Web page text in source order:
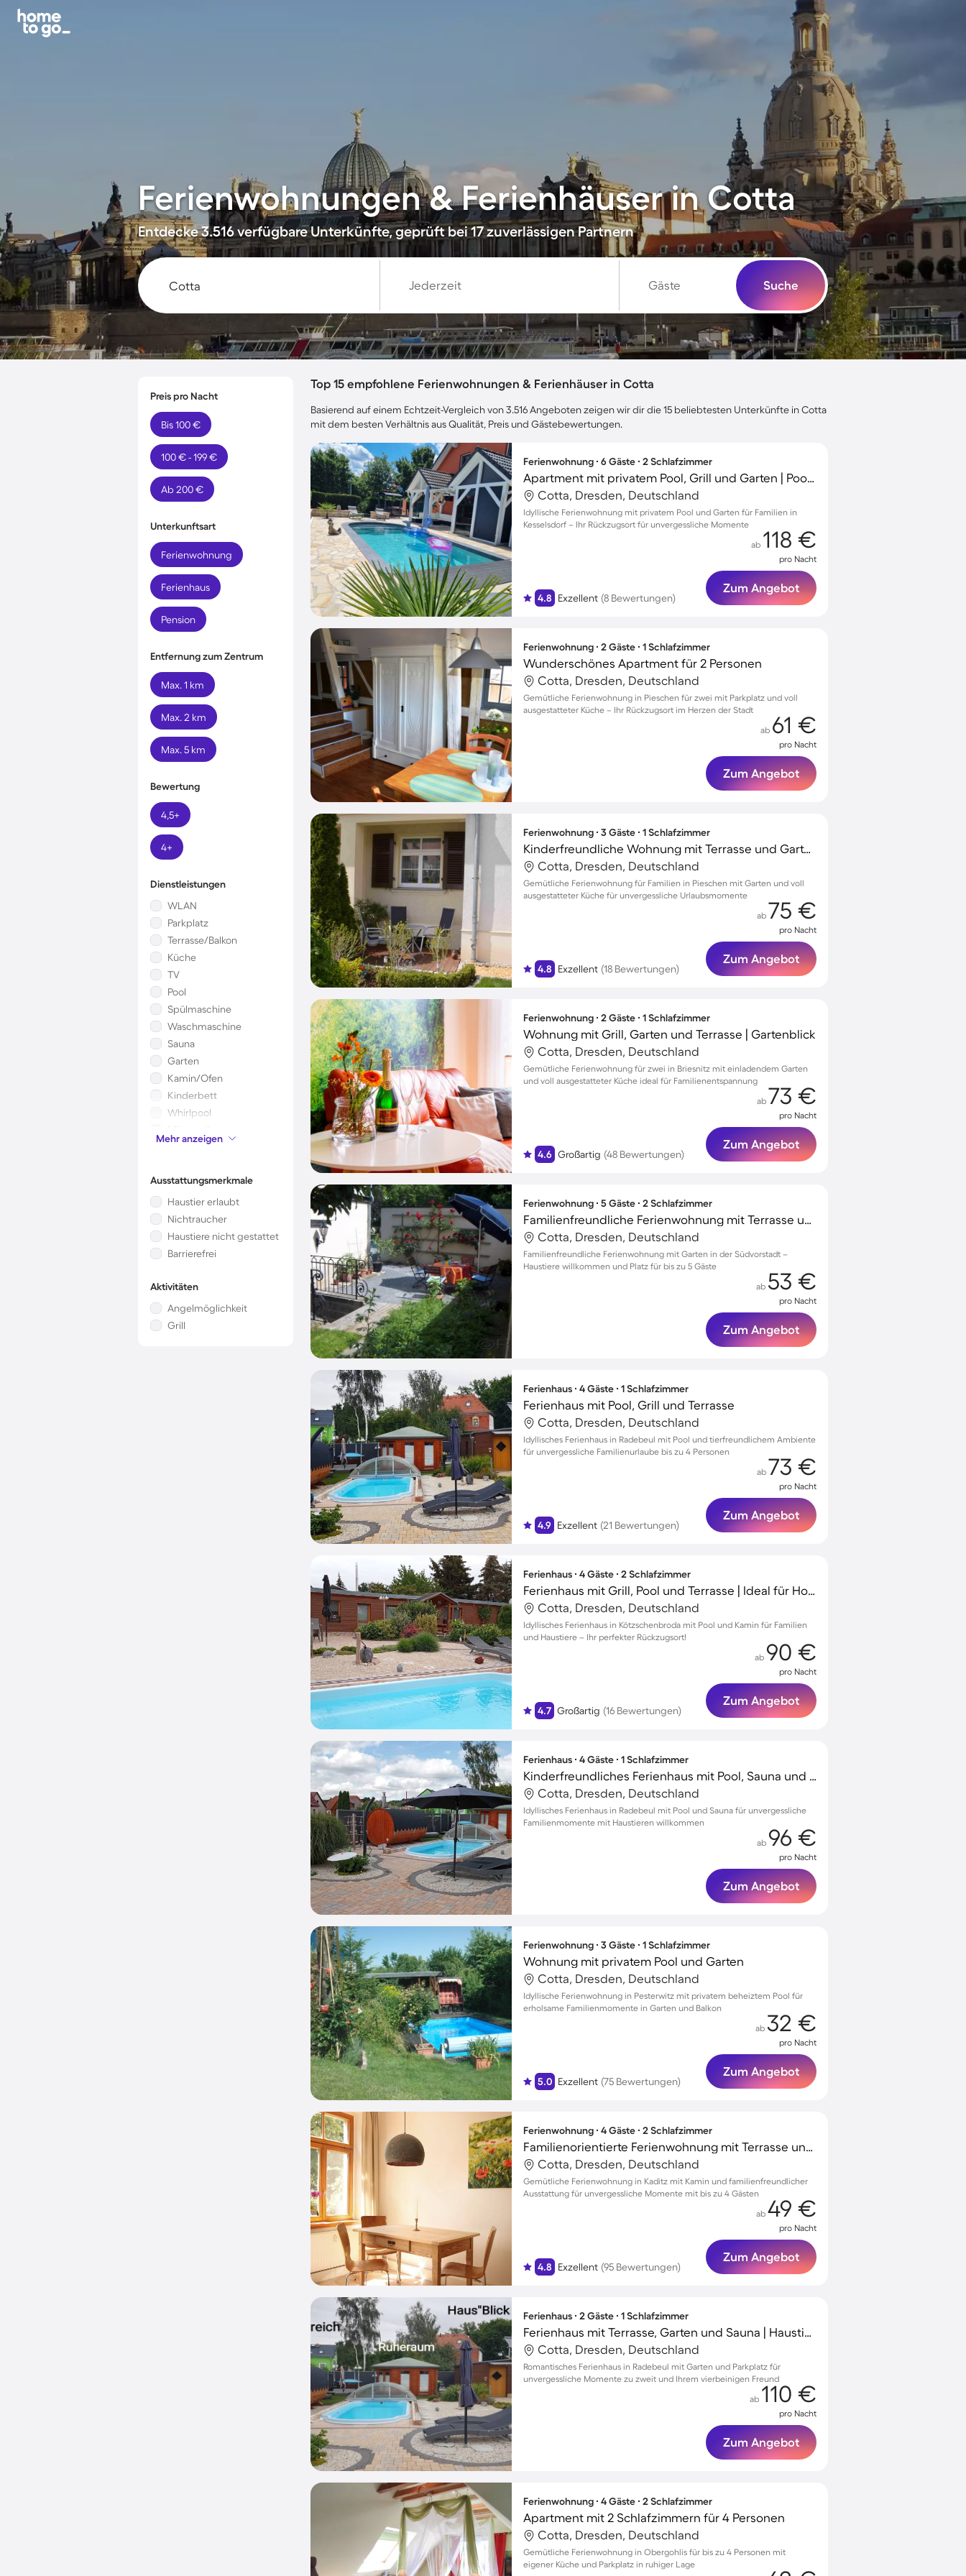
Ferienwohnungen & Ferienhäuser in Cotta
Entdecke 3.516 verfügbare Unterkünfte, geprüft bei 17 zuverlässigen Partnern
Jederzeit Gäste Suche
Preis pro Nacht
Bis 100 €
100 € - 199 €
Ab 200 €
Unterkunftsart
Ferienwohnung
Ferienhaus
Pension
Entfernung zum Zentrum
Max. 1 km
Max. 2 km
Max. 5 km
Bewertung
4,5+
4+
Dienstleistungen
WLAN
Parkplatz
Terrasse/Balkon
Küche
TV
Pool
Spülmaschine
Waschmaschine
Sauna
Garten
Kamin/Ofen
Kinderbett
Whirlpool
Mikrowelle
Klimaanlage
Mehr anzeigen
Ausstattungsmerkmale
Haustier erlaubt
Nichtraucher
Haustiere nicht gestattet
Barrierefrei
Aktivitäten
Angelmöglichkeit
Grill
Top 15 empfohlene Ferienwohnungen & Ferienhäuser in Cotta
Basierend auf einem Echtzeit-Vergleich von 3.516 Angeboten zeigen wir dir die 15 beliebtesten Unterkünfte in Cotta
mit dem besten Verhältnis aus Qualität, Preis und Gästebewertungen.
Ferienwohnung ∙ 6 Gäste ∙ 2 Schlafzimmer
Apartment mit privatem Pool, Grill und Garten | Poolblick
Cotta, Dresden, Deutschland
Idyllische Ferienwohnung mit privatem Pool und Garten für Familien in
Kesselsdorf – Ihr Rückzugsort für unvergessliche Momente
4.8 Exzellent (8 Bewertungen)
ab 118 €
pro Nacht
Zum Angebot
Ferienwohnung ∙ 2 Gäste ∙ 1 Schlafzimmer
Wunderschönes Apartment für 2 Personen
Cotta, Dresden, Deutschland
Gemütliche Ferienwohnung in Pieschen für zwei mit Parkplatz und voll
ausgestatteter Küche – Ihr Rückzugsort im Herzen der Stadt
ab 61 €
pro Nacht
Zum Angebot
Ferienwohnung ∙ 3 Gäste ∙ 1 Schlafzimmer
Kinderfreundliche Wohnung mit Terrasse und Garten | Gartenblick
Cotta, Dresden, Deutschland
Gemütliche Ferienwohnung für Familien in Pieschen mit Garten und voll
ausgestatteter Küche für unvergessliche Urlaubsmomente
4.8 Exzellent (18 Bewertungen)
ab 75 €
pro Nacht
Zum Angebot
Ferienwohnung ∙ 2 Gäste ∙ 1 Schlafzimmer
Wohnung mit Grill, Garten und Terrasse | Gartenblick
Cotta, Dresden, Deutschland
Gemütliche Ferienwohnung für zwei in Briesnitz mit einladendem Garten
und voll ausgestatteter Küche ideal für Familienentspannung
4.6 Großartig (48 Bewertungen)
ab 73 €
pro Nacht
Zum Angebot
Ferienwohnung ∙ 5 Gäste ∙ 2 Schlafzimmer
Familienfreundliche Ferienwohnung mit Terrasse und Garten | Ideal für Homeoffice | Haustierfreundlich
Cotta, Dresden, Deutschland
Familienfreundliche Ferienwohnung mit Garten in der Südvorstadt –
Haustiere willkommen und Platz für bis zu 5 Gäste
ab 53 €
pro Nacht
Zum Angebot
Ferienhaus ∙ 4 Gäste ∙ 1 Schlafzimmer
Ferienhaus mit Pool, Grill und Terrasse
Cotta, Dresden, Deutschland
Idyllisches Ferienhaus in Radebeul mit Pool und tierfreundlichem Ambiente
für unvergessliche Familienurlaube bis zu 4 Personen
4.9 Exzellent (21 Bewertungen)
ab 73 €
pro Nacht
Zum Angebot
Ferienhaus ∙ 4 Gäste ∙ 2 Schlafzimmer
Ferienhaus mit Grill, Pool und Terrasse | Ideal für Homeoffice
Cotta, Dresden, Deutschland
Idyllisches Ferienhaus in Kötzschenbroda mit Pool und Kamin für Familien
und Haustiere – Ihr perfekter Rückzugsort!
4.7 Großartig (16 Bewertungen)
ab 90 €
pro Nacht
Zum Angebot
Ferienhaus ∙ 4 Gäste ∙ 1 Schlafzimmer
Kinderfreundliches Ferienhaus mit Pool, Sauna und Terrasse | Haustiere erlaubt
Cotta, Dresden, Deutschland
Idyllisches Ferienhaus in Radebeul mit Pool und Sauna für unvergessliche
Familienmomente mit Haustieren willkommen
ab 96 €
pro Nacht
Zum Angebot
Ferienwohnung ∙ 3 Gäste ∙ 1 Schlafzimmer
Wohnung mit privatem Pool und Garten
Cotta, Dresden, Deutschland
Idyllische Ferienwohnung in Pesterwitz mit privatem beheiztem Pool für
erholsame Familienmomente in Garten und Balkon
5.0 Exzellent (75 Bewertungen)
ab 32 €
pro Nacht
Zum Angebot
Ferienwohnung ∙ 4 Gäste ∙ 2 Schlafzimmer
Familienorientierte Ferienwohnung mit Terrasse und Grill
Cotta, Dresden, Deutschland
Gemütliche Ferienwohnung in Kaditz mit Kamin und familienfreundlicher
Ausstattung für unvergessliche Momente mit bis zu 4 Gästen
4.8 Exzellent (95 Bewertungen)
ab 49 €
pro Nacht
Zum Angebot
Ferienhaus ∙ 2 Gäste ∙ 1 Schlafzimmer
Ferienhaus mit Terrasse, Garten und Sauna | Haustiere sind willkommen
Cotta, Dresden, Deutschland
Romantisches Ferienhaus in Radebeul mit Garten und Parkplatz für
unvergessliche Momente zu zweit und Ihrem vierbeinigen Freund
ab 110 €
pro Nacht
Zum Angebot
Ferienwohnung ∙ 4 Gäste ∙ 2 Schlafzimmer
Apartment mit 2 Schlafzimmern für 4 Personen
Cotta, Dresden, Deutschland
Gemütliche Ferienwohnung in Obergohlis für bis zu 4 Personen mit
eigener Küche und Parkplatz in ruhiger Lage